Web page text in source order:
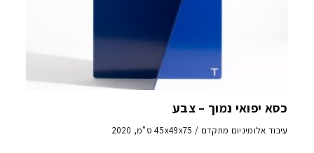
כסא יפואי נמוך – צבע
עיבוד אלומיניום מתקדם / 45x49x75 ס"מ, 2020